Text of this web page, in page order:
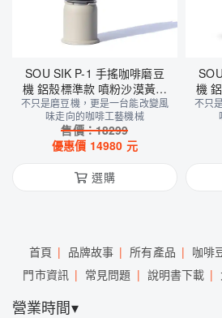
SOU SIK P-1 手搖咖啡磨豆
機 鋁殼標準款 噴粉沙漠黃版
本 ( 01+ 02 雙刀盤 )
不只是磨豆機，更是一台能改變風
味走向的咖啡工藝機械
售價：18299
優惠價 14980 元
選購
機
不只
首頁 品牌故事 所有產品 咖啡
門市資訊
常見問題 說明書下載
營業時間▾